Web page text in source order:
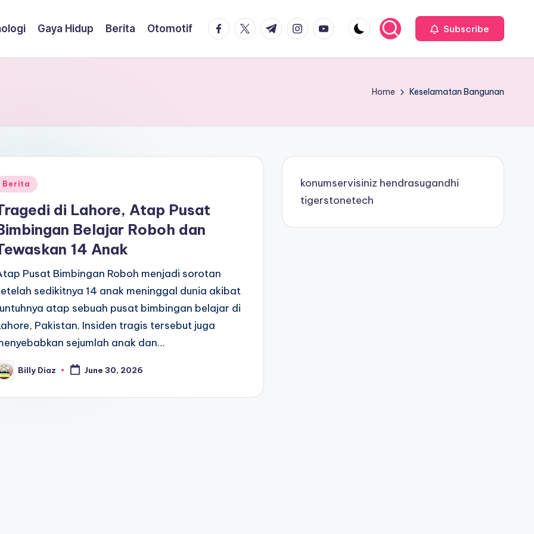
Gaya Hidup Berita Otomotif facebook.com
twitter.com
t.me instagram.com
youtube.com Subscribe
Home Keselamatan Bangunan
Berita
di Lahore, Atap Pusat
Belajar Roboh dan
14 Anak
Pusat Bimbingan Roboh menjadi sorotan
sedikitnya 14 anak meninggal dunia akibat
atap sebuah pusat bimbingan belajar di
Pakistan. Insiden tragis tersebut juga
sejumlah anak dan…
Billy Diaz June 30, 2026
konumservisiniz hendrasugandhi
tigerstonetech